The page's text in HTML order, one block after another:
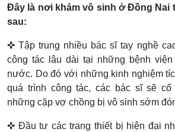
Đây là nơi khám vô sinh ở Đồng Nai
sau:
✜ Tập trung nhiều bác sĩ tay nghề
công tác lâu dài tại những bệnh
nước. Do đó với những kinh nghiệm
quá trình công tác, các bác sĩ sẽ
những cặp vợ chồng bị vô sinh sớm
✜ Đầu tư các trang thiết bị hiện đại